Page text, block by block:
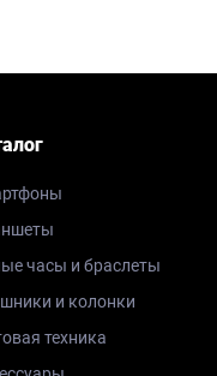
часы и браслеты
и колонки
техника